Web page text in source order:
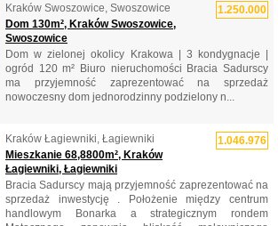
1.250.000
Kraków Swoszowice, Swoszowice
Dom 130m², Kraków Swoszowice,
Swoszowice
Dom w zielonej okolicy Krakowa | 3 kondygnacje |
ogród 120 m² Biuro nieruchomości Bracia Sadurscy
ma przyjemność zaprezentować na sprzedaż
nowoczesny dom jednorodzinny podzielony n...
1.046.976
Kraków Łagiewniki, Łagiewniki
Mieszkanie 68,8800m², Kraków
Łagiewniki, Łagiewniki
Bracia Sadurscy mają przyjemność zaprezentować na
sprzedaż inwestycję . Położenie między centrum
handlowym Bonarka a strategicznym rondem